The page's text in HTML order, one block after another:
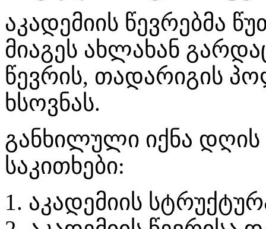
აკადემიის წევრებმა
მიაგეს ახლახან
წევრის, თადარიგის
ხსოვნას.
განხილული იქნა
საკითხები:
აკადემიის